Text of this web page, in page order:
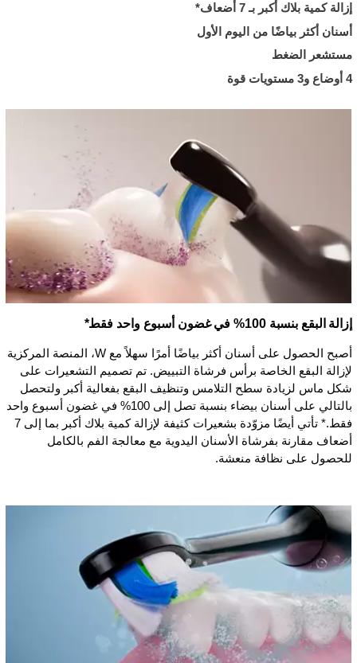
إزالة كمية بلاك أكبر بـ 7 أضعاف*
أسنان أكثر بياضًا من اليوم الأول
مستشعر الضغط
4 أوضاع و3 مستويات قوة
إزالة البقع بنسبة 100% في غضون أسبوع واحد فقط*
أصبح الحصول على أسنان أكثر بياضًا أمرًا سهلاً مع W، المنصة المركزية
لإزالة البقع الخاصة برأس فرشاة التبييض. تم تصميم التشعيرات على
شكل ماس لزيادة سطح التلامس وتنظيف البقع بفعالية أكبر ولتحصل
بالتالي على أسنان بيضاء بنسبة تصل إلى 100% في غضون أسبوع واحد
فقط.* تأتي أيضًا مزوّدة بشعيرات كثيفة لإزالة كمية بلاك أكبر بما إلى 7
أضعاف مقارنة بفرشاة الأسنان اليدوية مع معالجة الفم بالكامل
للحصول على نظافة منعشة.